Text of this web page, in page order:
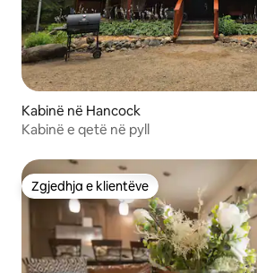
Kabinë në Hancock
Kabinë e qetë në pyll
Zgjedhja e klientëve
Zgjedhja e klientëve